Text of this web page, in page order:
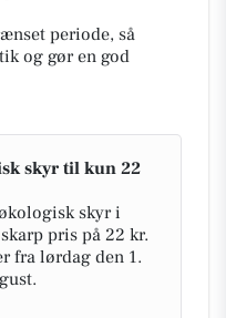
periode, så
og gør en god
skyr til kun 22
skyr i
pris på 22 kr.
fra lørdag den 1.